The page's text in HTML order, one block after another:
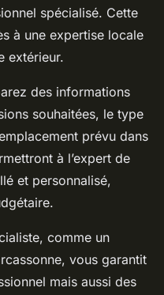
spécialisé. Cette
à une expertise locale
extérieur.
des informations
souhaitées, le type
prévu dans
à l’expert de
et personnalisé,
comme un
vous garantit
mais aussi des